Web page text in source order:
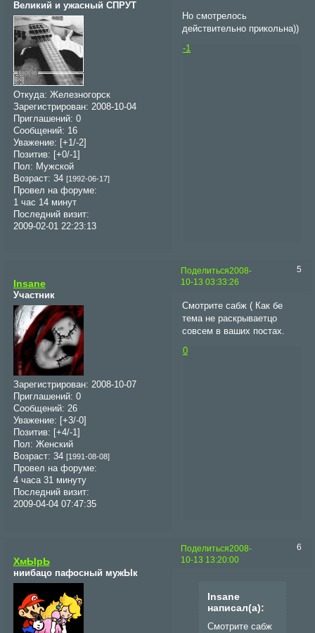
Великий и ужасный СПРУТ
Откуда: Железногорск
Зарегистрирован: 2008-10-04
Приглашений: 0
Сообщений: 16
Уважение: [+1/-2]
Позитив: [+0/-1]
Пол: Мужской
Возраст: 34 [1992-06-17]
Провел на форуме:
1 час 14 минут
Последний визит:
2009-02-01 22:23:13
Но смотрелось
действительно прикольна))
-1
Поделиться 5
2008-
10-13 03:33:26
Insane
Участник
Зарегистрирован: 2008-10-07
Приглашений: 0
Сообщений: 26
Уважение: [+3/-0]
Позитив: [+4/-1]
Пол: Женский
Возраст: 34 [1991-08-08]
Провел на форуме:
4 часа 31 минуту
Последний визит:
2009-04-04 07:47:35
Смотрите сабж ( Как бе
тема не раскрываетцо
совсем в ваших постах.
0
Поделиться 6
2008-
10-13 13:20:00
ХмЫрЬ
ниибацо пафосный мужЫк
Insane
написал(а):
Смотрите сабж